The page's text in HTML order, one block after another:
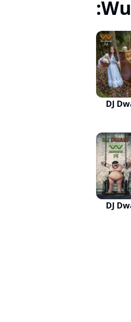
DJ
DJ